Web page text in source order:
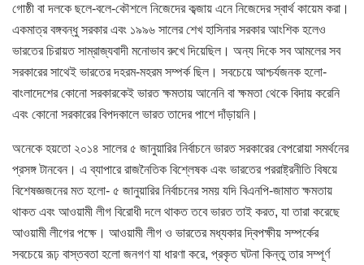
গোষ্ঠী বা দলকে ছলে-বলে-কৌশলে নিজেদের কব্জায় এনে নিজেদের স্বার্থ কায়েম করা।
একমাত্র বঙ্গবন্ধু সরকার এবং ১৯৯৬ সালের শেখ হাসিনার সরকার আংশিক হলেও
ভারতের চিরায়ত সাম্রাজ্যবাদী মনোভাব রুখে দিয়েছিল। অন্য দিকে সব আমলের সব
সরকারের সাথেই ভারতের দহরম-মহরম সম্পর্ক ছিল। সবচেয়ে আশ্চর্যজনক হলো-
বাংলাদেশের কোনো সরকারকেই ভারত ক্ষমতায় আনেনি বা ক্ষমতা থেকে বিদায় করেনি
এবং কোনো সরকারের বিপদকালে ভারত তাদের পাশে দাঁড়ায়নি।
অনেকে হয়তো ২০১৪ সালের ৫ জানুয়ারির নির্বাচনে ভারত সরকারের বেপরোয়া সমর্থনের
প্রসঙ্গ টানবেন। এ ব্যাপারে রাজনৈতিক বিশ্লেষক এবং ভারতের পররাষ্ট্রনীতি বিষয়ে
বিশেষজ্ঞজনের মত হলো- ৫ জানুয়ারির নির্বাচনের সময় যদি বিএনপি-জামাত ক্ষমতায়
থাকত এবং আওয়ামী লীগ বিরোধী দলে থাকত তবে ভারত তাই করত, যা তারা করেছে
আওয়ামী লীগের পক্ষে। আওয়ামী লীগ ও ভারতের মধ্যকার দ্বিপক্ষীয় সম্পর্কের
সবচেয়ে রূঢ় বাস্তবতা হলো জনগণ যা ধারণা করে, প্রকৃত ঘটনা কিন্তু তার সম্পূর্ণ